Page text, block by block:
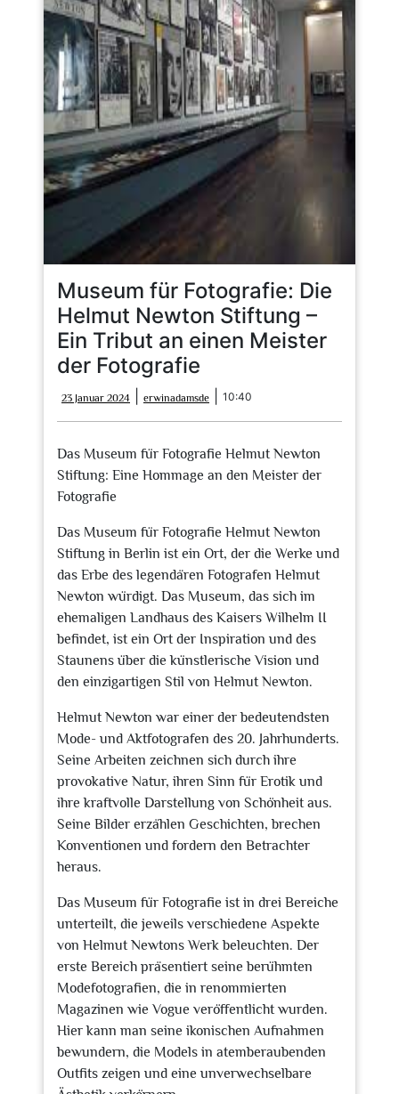
Museum für Fotografie: Die
Helmut Newton Stiftung –
Ein Tribut an einen Meister
der Fotografie
23 Januar 2024
Januar
2024
erwinadamsde erwinadamsde
10:40
Das Museum für Fotografie Helmut Newton
Stiftung: Eine Hommage an den Meister der
Fotografie
Das Museum für Fotografie Helmut Newton
Stiftung in Berlin ist ein Ort, der die Werke und
das Erbe des legendären Fotografen Helmut
Newton würdigt. Das Museum, das sich im
ehemaligen Landhaus des Kaisers Wilhelm II
befindet, ist ein Ort der Inspiration und des
Staunens über die künstlerische Vision und
den einzigartigen Stil von Helmut Newton.
Helmut Newton war einer der bedeutendsten
Mode- und Aktfotografen des 20. Jahrhunderts.
Seine Arbeiten zeichnen sich durch ihre
provokative Natur, ihren Sinn für Erotik und
ihre kraftvolle Darstellung von Schönheit aus.
Seine Bilder erzählen Geschichten, brechen
Konventionen und fordern den Betrachter
heraus.
Das Museum für Fotografie ist in drei Bereiche
unterteilt, die jeweils verschiedene Aspekte
von Helmut Newtons Werk beleuchten. Der
erste Bereich präsentiert seine berühmten
Modefotografien, die in renommierten
Magazinen wie Vogue veröffentlicht wurden.
Hier kann man seine ikonischen Aufnahmen
bewundern, die Models in atemberaubenden
Outfits zeigen und eine unverwechselbare